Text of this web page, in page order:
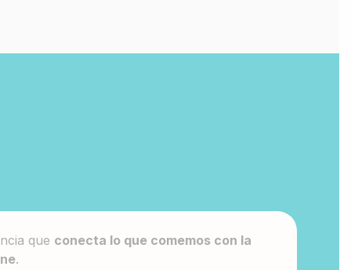
que conecta lo que comemos con la
.